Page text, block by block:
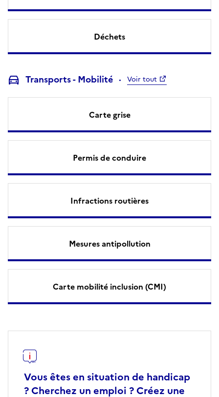
Déchets
Transports - Mobilité Voir tout
Carte grise
Permis de conduire
Infractions routières
Mesures antipollution
Carte mobilité inclusion (CMI)
Vous êtes en situation de handicap
? Cherchez un emploi ? Créez une